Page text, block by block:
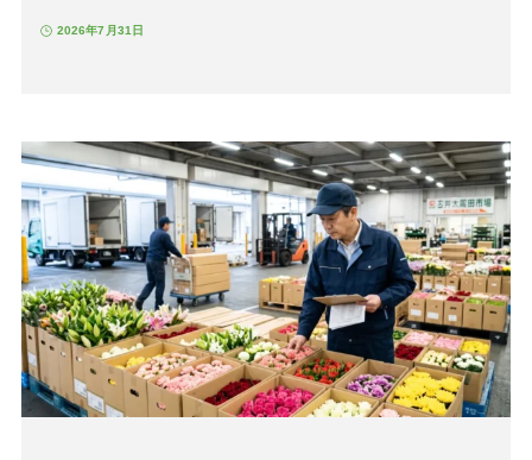
2026年7月31日